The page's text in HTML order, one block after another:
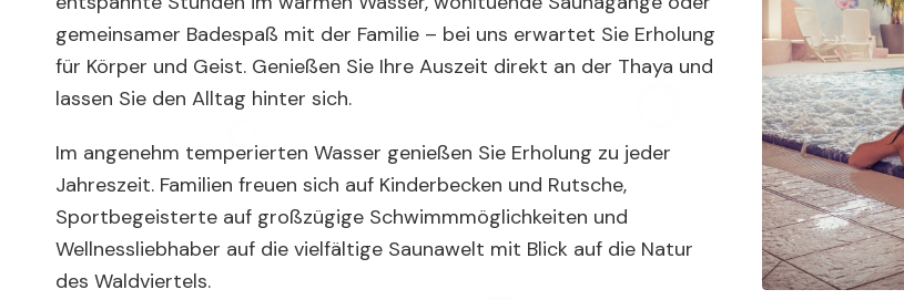
gemeinsamer Badespaß mit der Familie – bei uns erwartet Sie Erholung
für Körper und Geist. Genießen Sie Ihre Auszeit direkt an der Thaya und
lassen Sie den Alltag hinter sich.
Im angenehm temperierten Wasser genießen Sie Erholung zu jeder
Jahreszeit. Familien freuen sich auf Kinderbecken und Rutsche,
Sportbegeisterte auf großzügige Schwimmmöglichkeiten und
Wellnessliebhaber auf die vielfältige Saunawelt mit Blick auf die Natur
des Waldviertels.